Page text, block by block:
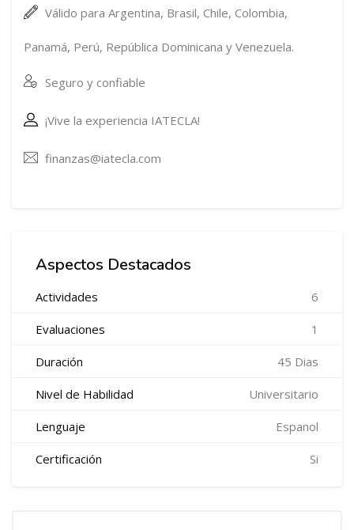
Válido para Argentina, Brasil, Chile, Colombia,
Panamá, Perú, República Dominicana y Venezuela.
Seguro y confiable
¡Vive la experiencia IATECLA!
finanzas@iatecla.com
Aspectos Destacados
Actividades 6
Evaluaciones 1
Duración 45 Dias
Nivel de Habilidad Universitario
Lenguaje Espanol
Certificación Si